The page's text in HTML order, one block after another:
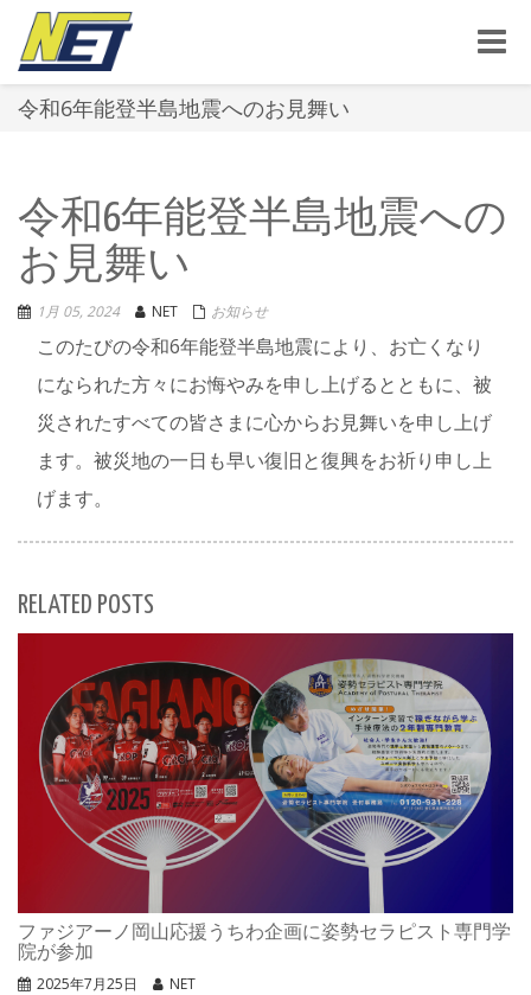
Toggle
令和6年能登半島地震へのお見舞い
令和6年能登半島地震への
お見舞い
1月 05, 2024 NET お知らせ
このたびの令和6年能登半島地震により、お亡くなり
になられた方々にお悔やみを申し上げるとともに、被
災されたすべての皆さまに心からお見舞いを申し上げ
ます。被災地の一日も早い復旧と復興をお祈り申し上
げます。
RELATED POSTS
ファジアーノ岡山応援うちわ企画に姿勢セラピスト専門学
院が参加
2025年7月25日 NET